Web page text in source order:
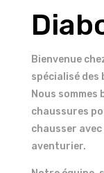
Bienvenue
spécialisé des
Nous sommes
chaussures
chausser
aventurier.